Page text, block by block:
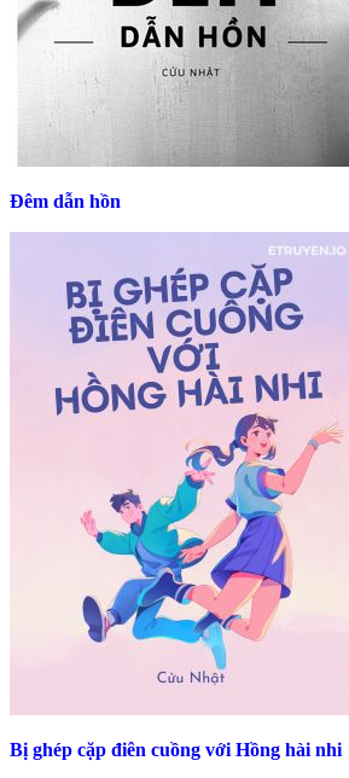
Đêm dẫn hồn
Bị ghép cặp điên cuồng với Hồng hài nhi